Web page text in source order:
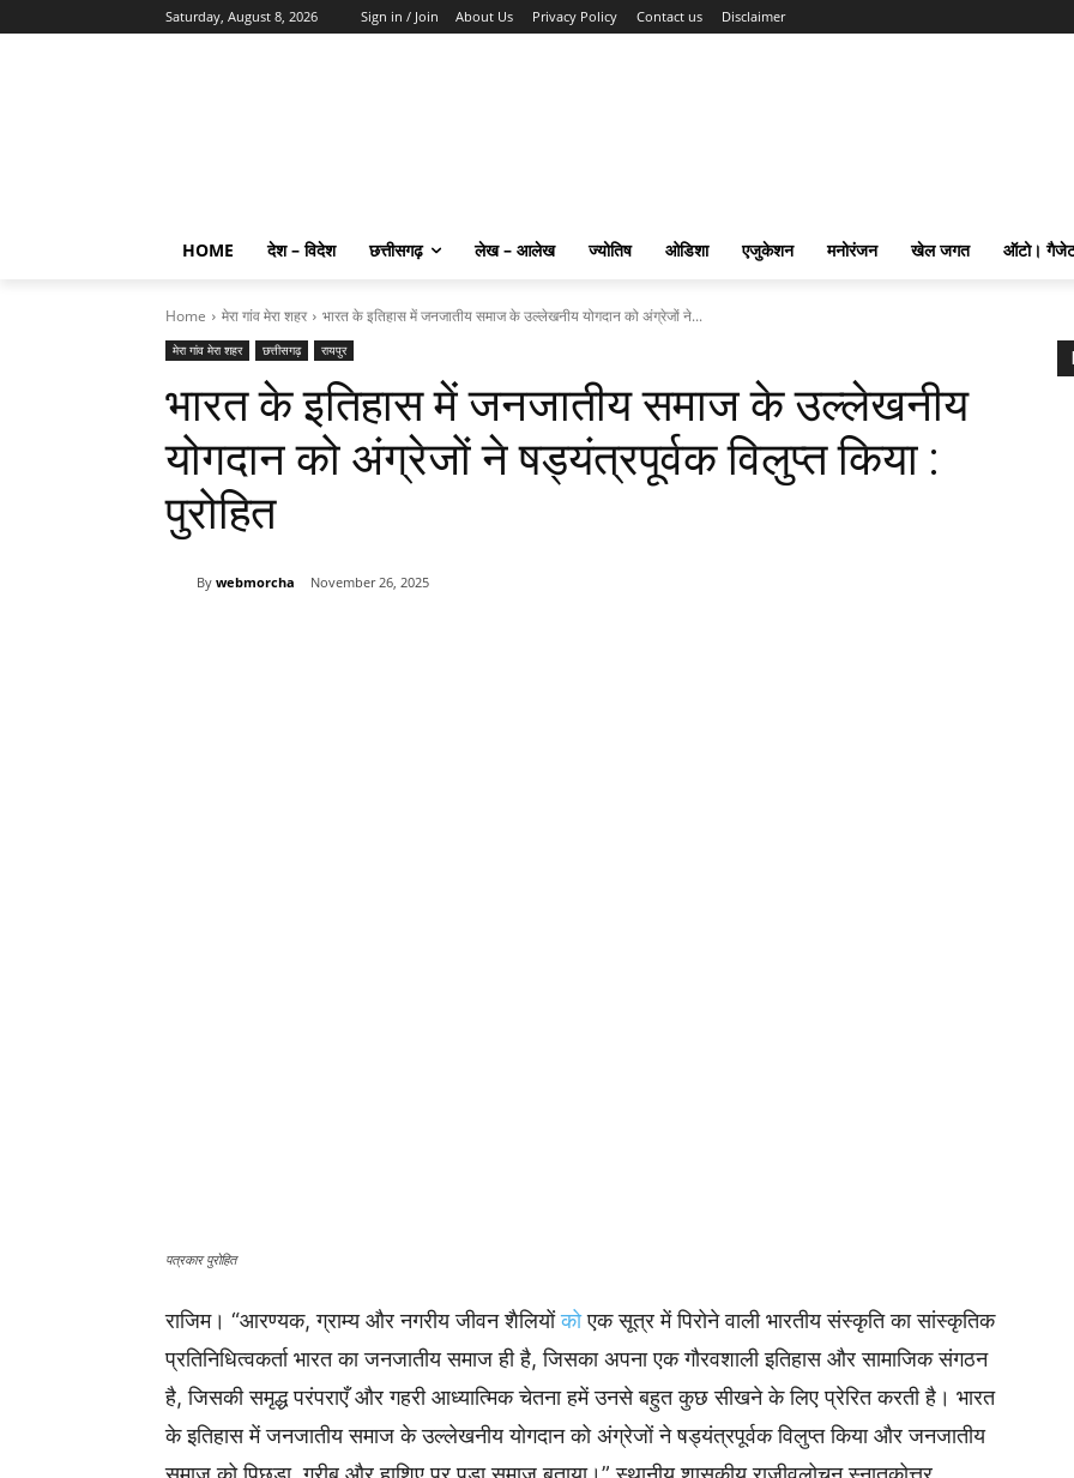
Saturday, August 8, 2026 Sign in / Join About Us Privacy Policy Contact us Disclaimer
HOME देश – विदेश छत्तीसगढ़ लेख – आलेख ज्योतिष ओडिशा एजुकेशन मनोरंजन खेल जगत ऑटो।
Home मेरा गांव मेरा शहर भारत के इतिहास में जनजातीय समाज के उल्लेखनीय योगदान को अंग्रेजों ने...
मेरा गांव मेरा शहर छत्तीसगढ़ रायपुर
भारत के इतिहास में जनजातीय समाज के उल्लेखनीय
योगदान को अंग्रेजों ने षड्यंत्रपूर्वक विलुप्त किया :
पुरोहित
By webmorcha November 26, 2025
पत्रकार पुरोहित
राजिम। “आरण्यक, ग्राम्य और नगरीय जीवन शैलियोंकोएक सूत्र में पिरोने वाली भारतीय संस्कृति का सांस्कृतिक
प्रतिनिधित्वकर्ता भारत का जनजातीय समाज ही है, जिसका अपना एक गौरवशाली इतिहास और सामाजिक संगठन
है, जिसकी समृद्ध परंपराएँ और गहरी आध्यात्मिक चेतना हमें उनसे बहुत कुछ सीखने के लिए प्रेरित करती है। भारत
के इतिहास में जनजातीय समाज के उल्लेखनीय योगदान को अंग्रेजों ने षड्यंत्रपूर्वक विलुप्त किया और जनजातीय